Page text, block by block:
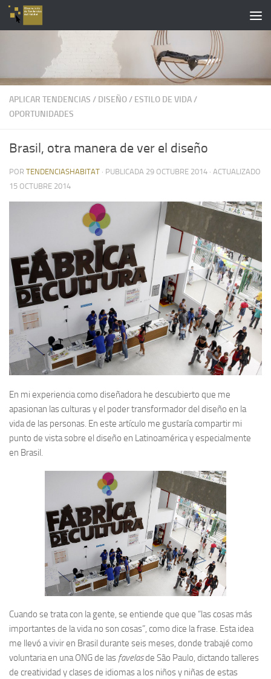
Saltar al contenido
APLICAR TENDENCIAS / DISEÑO/ ESTILO DE VIDA/
OPORTUNIDADES
Brasil, otra manera de ver el diseño
POR TENDENCIASHABITAT · PUBLICADA 29 OCTUBRE 2014 · ACTUALIZADO
15 OCTUBRE 2014
En mi experiencia como diseñadora he descubierto que me
apasionan las culturas y el poder transformador del diseño en la
vida de las personas. En este artículo me gustaría compartir mi
punto de vista sobre el diseño en Latinoamérica y especialmente
en Brasil.
Cuando se trata con la gente, se entiende que que “las cosas más
importantes de la vida no son cosas”, como dice la frase. Esta idea
me llevó a vivir en Brasil durante seis meses, donde trabajé como
voluntaria en una ONG de las favelasde São Paulo, dictando talleres
de creatividad y clases de idiomas a los niños y niñas de estas